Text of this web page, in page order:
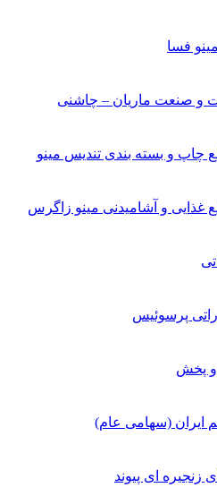
فسا
صنعت ماریان – چاشنی
چاپ و بسته بندی تندیس مینو
غذایی و آشامیدنی مینو زاگرس
پرسوئیس
و پخش
(سهامی عام)
زنجیره ای پیوند